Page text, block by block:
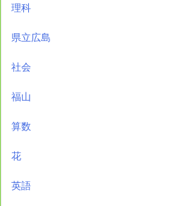
理科
県立広島
社会
福山
算数
花
英語